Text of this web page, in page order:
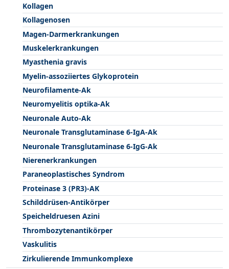
Kollagen
Kollagenosen
Magen-Darmerkrankungen
Muskelerkrankungen
Myasthenia gravis
Myelin-assoziiertes Glykoprotein
Neurofilamente-Ak
Neuromyelitis optika-Ak
Neuronale Auto-Ak
Neuronale Transglutaminase 6-IgA-Ak
Neuronale Transglutaminase 6-IgG-Ak
Nierenerkrankungen
Paraneoplastisches Syndrom
Proteinase 3 (PR3)-AK
Schilddrüsen-Antikörper
Speicheldruesen Azini
Thrombozytenantikörper
Vaskulitis
Zirkulierende Immunkomplexe